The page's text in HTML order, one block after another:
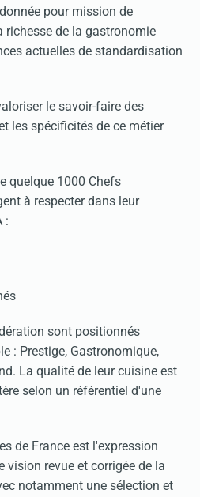
pour mission de
de la gastronomie
actuelles de standardisation
le savoir-faire des
les spécificités de ce métier
quelque 1000 Chefs
à respecter dans leur
:
sont positionnés
: Prestige, Gastronomique,
La qualité de leur cuisine est
selon un référentiel d'une
de France est l'expression
vision revue et corrigée de la
notamment une sélection et